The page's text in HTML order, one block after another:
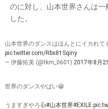
のに対し、山本世界さんは一
した。
山本世界のダンスはほんとにイカれて
pic.twitter.com/Rbx81Sqiny
— 伊藤拓美 (@tkm_0601) 2017年8月
世界のダンスやばい😁
うますぎやろ👍#山本世界#EXILE